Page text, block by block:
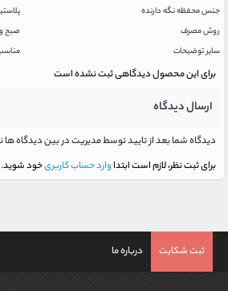
جنس محفظه نگه دارنده
روش مصرف
صبح
سایر توضیحات
برای این محصول دیدگاهی ثبت نشده است
ارسال دیدگاه
دیدگاه شما بعد از تایید توسط مدیریت در بین دیدگاه
برای ثبت نظر، لازم است ابتداوارد حساب کاربریخود شوید.
ثبت شکایت درباره ما